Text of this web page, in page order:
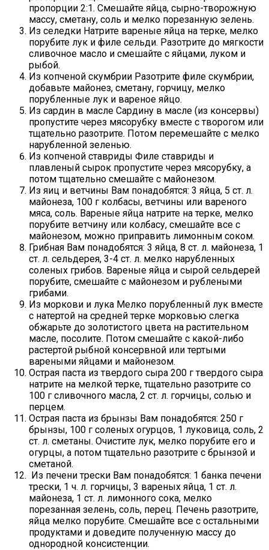
пропорции 2:1. Смешайте яйца, сырно-творожную
массу, сметану, соль и мелко порезанную зелень.
Из селедки Натрите вареные яйца на терке, мелко
порубите лук и филе сельди. Разотрите до мягкости
сливочное масло и смешайте с яйцами, луком и
рыбой.
Из копченой скумбрии Разотрите филе скумбрии,
добавьте майонез, сметану, горчицу, мелко
порубленные лук и вареное яйцо.
Из сардин в масле Сардину в масле (из консервы)
пропустите через мясорубку вместе с творогом или
тщательно разотрите. Потом перемешайте с мелко
нарубленной зеленью.
Из копченой ставриды Филе ставриды и
плавленый сырок пропустите через мясорубку, а
потом тщательно смешайте с майонезом.
Из яиц и ветчины Вам понадобятся: 3 яйца, 5 ст. л.
майонеза, 100 г колбасы, ветчины или вареного
мяса, соль. Вареные яйца натрите на терке, мелко
порубите ветчину или колбасу, смешайте все с
майонезом, можно приправить лимонным соком.
Грибная Вам понадобятся: 3 яйца, 8 ст. л. майонеза, 1
ст. л. сельдерея, 3-4 ст. л. мелко нарубленных
соленых грибов. Вареные яйца и сырой сельдерей
порубите, смешайте с майонезом и рублеными
грибами.
Из моркови и лука Мелко порубленный лук вместе
с натертой на средней терке морковью слегка
обжарьте до золотистого цвета на растительном
масле, посолите. Потом смешайте с какой-либо
растертой рыбной консервной или тертыми
вареными яйцами и майонезом.
Острая паста из твердого сыра 200 г твердого сыра
натрите на мелкой терке, тщательно разотрите со
100 г сливочного масла, 2 ст. л. горчицы, солью и
перцем.
Острая паста из брынзы Вам понадобятся: 250 г
брынзы, 100 г соленых огурцов, 1 луковица, соль, 2
ст. л. сметаны. Очистите лук, мелко порубите его и
огурцы, а потом тщательно разотрите с брынзой и
сметаной.
Из печени трески Вам понадобятся: 1 банка печени
трески, 1 ч. л. горчицы, 3 вареных яйца, 1 ст. л.
майонеза, 1 ст. л. лимонного сока, мелко
порезанная зелень, соль, перец. Печень разотрите,
яйца мелко порубите. Смешайте все с остальными
продуктами и доведите полученную массу до
однородной консистенции.